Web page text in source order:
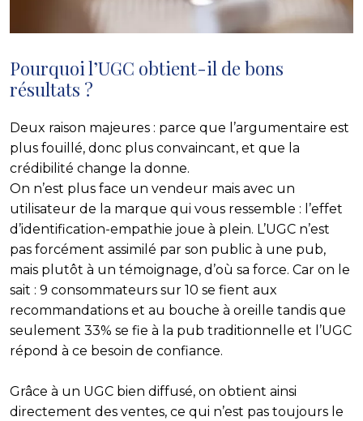
Pourquoi l’UGC obtient-il de bons
résultats ?
Deux raison majeures : parce que l’argumentaire est
plus fouillé, donc plus convaincant, et que la
crédibilité change la donne.
On n’est plus face un vendeur mais avec un
utilisateur de la marque qui vous ressemble : l’effet
d’identification-empathie joue à plein. L’UGC n’est
pas forcément assimilé par son public à une pub,
mais plutôt à un témoignage, d’où sa force. Car on le
sait : 9 consommateurs sur 10 se fient aux
recommandations et au bouche à oreille tandis que
seulement 33% se fie à la pub traditionnelle et l’UGC
répond à ce besoin de confiance.
Grâce à un UGC bien diffusé, on obtient ainsi
directement des ventes, ce qui n’est pas toujours le